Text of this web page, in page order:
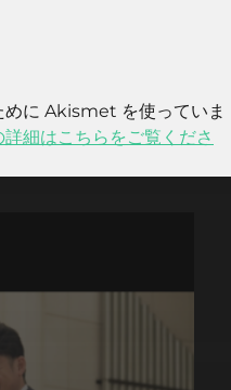
めに Akismet を使っていま
細はこちらをご覧くださ